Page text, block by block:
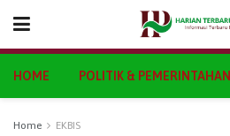
HOME POLITIK & PEMERINTAHAN
Home EKBIS